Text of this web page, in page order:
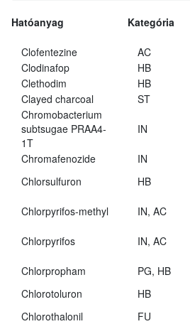
Hatóanyag Kategória
Clofentezine
AC
Clodinafop
HB
Clethodim
HB
Clayed charcoal
ST
Chromobacterium
subtsugae PRAA4-
1T
IN
Chromafenozide IN
Chlorsulfuron
HB
Chlorpyrifos-methyl
IN, AC
Chlorpyrifos
IN, AC
Chlorpropham
PG, HB
Chlorotoluron
HB
Chlorothalonil
FU